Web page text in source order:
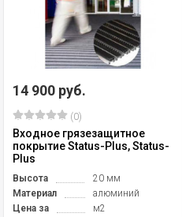
14 900 руб.
(0)
Входное грязезащитное
покрытие Status-Plus, Status-
Plus
Высота
20 мм
Материал
алюминий
Цена за
м2